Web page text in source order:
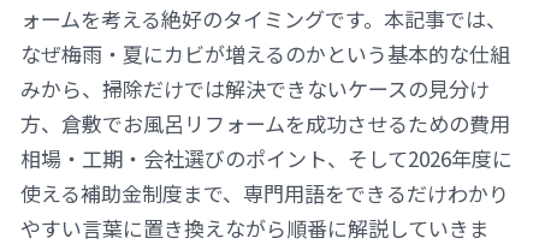
ォームを考える絶好のタイミングです。本記事では、
なぜ梅雨・夏にカビが増えるのかという基本的な仕組
みから、掃除だけでは解決できないケースの見分け
方、倉敷でお風呂リフォームを成功させるための費用
相場・工期・会社選びのポイント、そして2026年度に
使える補助金制度まで、専門用語をできるだけわかり
やすい言葉に置き換えながら順番に解説していきま